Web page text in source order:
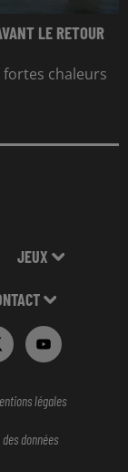
LE RETOUR
fortes chaleurs
JEUX
légales
données